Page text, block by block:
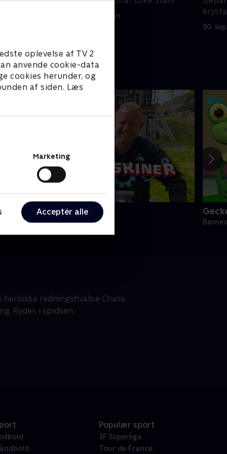
oplevelse af TV 2
anvende cookie-data
cookies herunder, og
af siden. Læs
Marketing
Acceptér alle
14. juni 2024 • 22 min
30.
• 8 sæsoner
redningshvalpe Chase,
Ryder, i spidsen.
Populær sport
3F Superliga
Tour de France